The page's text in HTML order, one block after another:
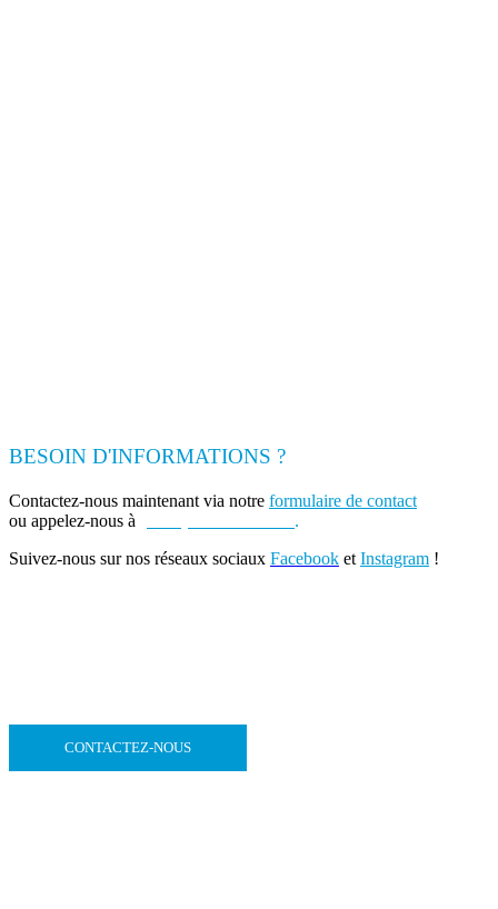
BESOIN D'INFORMATIONS ?
Contactez-nous maintenant via notre formulaire de contact
ou appelez-nous à
.
Suivez-nous sur nos réseaux sociaux Facebook et Instagram !
CONTACTEZ-NOUS